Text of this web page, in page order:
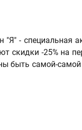
- специальная
скидки -25% на
быть самой-